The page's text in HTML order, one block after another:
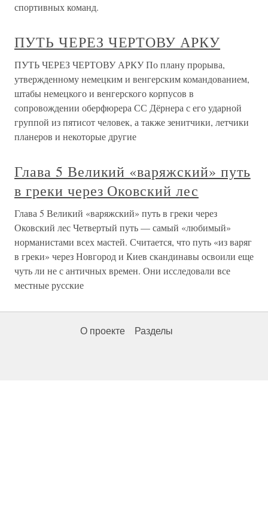
спортивных команд.
ПУТЬ ЧЕРЕЗ ЧЕРТОВУ АРКУ
ПУТЬ ЧЕРЕЗ ЧЕРТОВУ АРКУ По плану прорыва,
утвержденному немецким и венгерским командованием,
штабы немецкого и венгерского корпусов в
сопровождении оберфюрера СС Дёрнера с его ударной
группой из пятисот человек, а также зенитчики, летчики
планеров и некоторые другие
Глава 5 Великий «варяжский» путь
в греки через Оковский лес
Глава 5 Великий «варяжский» путь в греки через
Оковский лес Четвертый путь — самый «любимый»
норманистами всех мастей. Считается, что путь «из варяг
в греки» через Новгород и Киев скандинавы освоили еще
чуть ли не с античных времен. Они исследовали все
местные русские
О проекте Разделы